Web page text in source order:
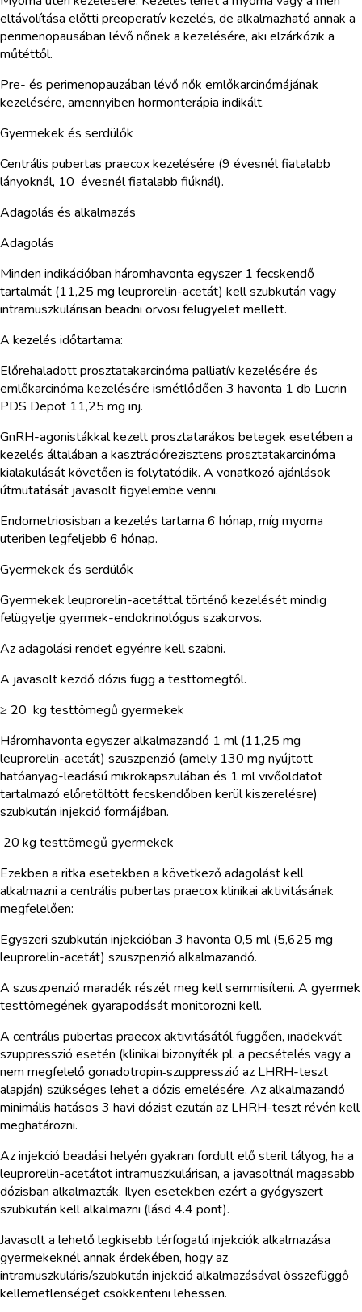
eltávolítása előtti preoperatív kezelés, de alkalmazható annak a
perimenopausában lévő nőnek a kezelésére, aki elzárkózik a
műtéttől.
Pre- és perimenopauzában lévő nők emlőkarcinómájának
kezelésére, amennyiben hormonterápia indikált.
Gyermekek és serdülők
Centrális pubertas praecox kezelésére (9 évesnél fiatalabb
lányoknál, 10 évesnél fiatalabb fiúknál).
Adagolás és alkalmazás
Adagolás
Minden indikációban háromhavonta egyszer 1 fecskendő
tartalmát (11,25 mg leuprorelin-acetát) kell szubkután vagy
intramuszkulárisan beadni orvosi felügyelet mellett.
A kezelés időtartama:
Előrehaladott prosztatakarcinóma palliatív kezelésére és
emlőkarcinóma kezelésére ismétlődően 3 havonta 1 db Lucrin
PDS Depot 11,25 mg inj.
GnRH-agonistákkal kezelt prosztatarákos betegek esetében a
kezelés általában a kasztrációrezisztens prosztatakarcinóma
kialakulását követően is folytatódik. A vonatkozó ajánlások
útmutatását javasolt figyelembe venni.
Endometriosisban a kezelés tartama 6 hónap, míg myoma
uteriben legfeljebb 6 hónap.
Gyermekek és serdülők
Gyermekek leuprorelin-acetáttal történő kezelését mindig
felügyelje gyermek-endokrinológus szakorvos.
Az adagolási rendet egyénre kell szabni.
A javasolt kezdő dózis függ a testtömegtől.
≥ 20 kg testtömegű gyermekek
Háromhavonta egyszer alkalmazandó 1 ml (11,25 mg
leuprorelin-acetát) szuszpenzió (amely 130 mg nyújtott
hatóanyag-leadású mikrokapszulában és 1 ml vivőoldatot
tartalmazó előretöltött fecskendőben kerül kiszerelésre)
szubkután injekció formájában.
20 kg testtömegű gyermekek
Ezekben a ritka esetekben a következő adagolást kell
alkalmazni a centrális pubertas praecox klinikai aktivitásának
megfelelően:
Egyszeri szubkután injekcióban 3 havonta 0,5 ml (5,625 mg
leuprorelin-acetát) szuszpenzió alkalmazandó.
A szuszpenzió maradék részét meg kell semmisíteni. A gyermek
testtömegének gyarapodását monitorozni kell.
A centrális pubertas praecox aktivitásától függően, inadekvát
szuppresszió esetén (klinikai bizonyíték pl. a pecsételés vagy a
nem megfelelő gonadotropin‑szuppresszió az LHRH-teszt
alapján) szükséges lehet a dózis emelésére. Az alkalmazandó
minimális hatásos 3 havi dózist ezután az LHRH-teszt révén kell
meghatározni.
Az injekció beadási helyén gyakran fordult elő steril tályog, ha a
leuprorelin-acetátot intramuszkulárisan, a javasoltnál magasabb
dózisban alkalmazták. Ilyen esetekben ezért a gyógyszert
szubkután kell alkalmazni (lásd 4.4 pont).
Javasolt a lehető legkisebb térfogatú injekciók alkalmazása
gyermekeknél annak érdekében, hogy az
intramuszkuláris/szubkután injekció alkalmazásával összefüggő
kellemetlenséget csökkenteni lehessen.